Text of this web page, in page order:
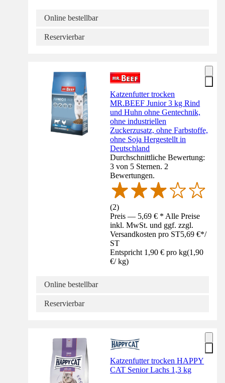
Online bestellbar
Reservierbar
Katzenfutter trocken
MR.BEEF Junior 3 kg Rind
und Huhn ohne Gentechnik,
ohne industriellen
Zuckerzusatz, ohne Farbstoffe,
ohne Soja Hergestellt in
Deutschland
Durchschnittliche Bewertung:
3 von 5 Sternen. 2
Bewertungen.
(2)
Preis — 5,69 € * Alle Preise
inkl. MwSt. und ggf. zzgl.
Versandkosten pro ST5,69 €*/
ST
Entspricht 1,90 € pro kg(1,90
€/ kg)
Online bestellbar
Reservierbar
Katzenfutter trocken HAPPY
CAT Senior Lachs 1,3 kg